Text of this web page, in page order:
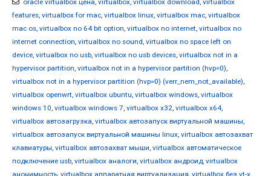
oracle virtualbox цена, virtualbox, virtualbox download, virtualbox
features, virtualbox for mac, virtualbox linux, virtualbox mac, virtualbox
mac os, virtualbox no 64 bit option, virtualbox no internet, virtualbox no
internet connection, virtualbox no sound, virtualbox no space left on
device, virtualbox no usb, virtualbox no usb devices, virtualbox not in a
hypervisor partition, virtualbox not in a hypervisor partition (hvp=0),
virtualbox not in a hypervisor partition (hvp=0) (verr_nem_not_available),
virtualbox openwrt, virtualbox ubuntu, virtualbox windows, virtualbox
windows 10, virtualbox windows 7, virtualbox x32, virtualbox x64,
virtualbox автозагрузка, virtualbox автозапуск виртуальной машины,
virtualbox автозапуск виртуальной машины linux, virtualbox автозахват
клавиатуры, virtualbox автозахват мыши, virtualbox автоматическое
подключение usb, virtualbox аналоги, virtualbox андроид, virtualbox
анонимность, virtualbox аппаратная виртуализация, virtualbox без vt-x,